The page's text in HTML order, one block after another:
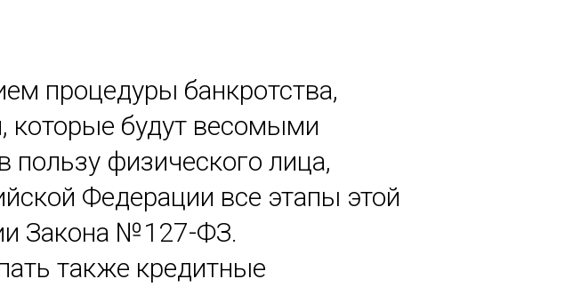
процедуры банкротства,
которые будут весомыми
пользу физического лица,
Федерации все этапы этой
Закона №127-ФЗ.
также кредитные